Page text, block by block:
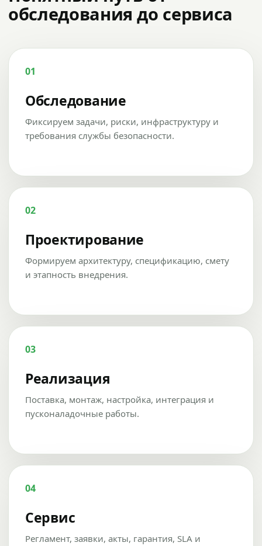
обследования до сервиса
01
Обследование
Фиксируем задачи, риски, инфраструктуру и
требования службы безопасности.
02
Проектирование
Формируем архитектуру, спецификацию, смету
и этапность внедрения.
03
Реализация
Поставка, монтаж, настройка, интеграция и
пусконаладочные работы.
04
Сервис
Регламент, заявки, акты, гарантия, SLA и